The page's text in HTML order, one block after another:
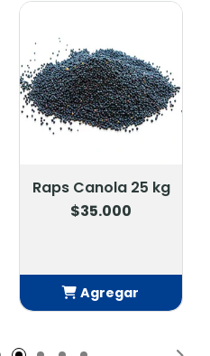
Raps Canola 25 kg
$35.000
Agregar